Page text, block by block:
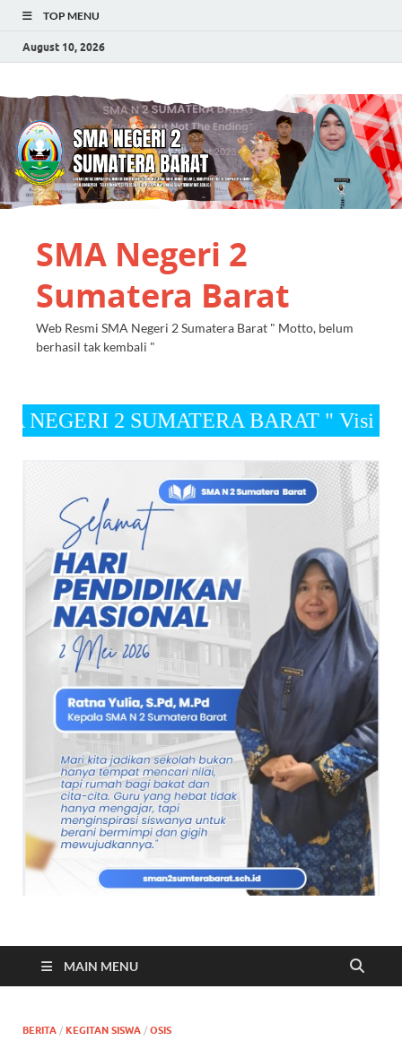
TOP MENU
August 10, 2026
SMA Negeri 2
Sumatera Barat
Web Resmi SMA Negeri 2 Sumatera Barat " Motto, belum
berhasil tak kembali "
2 SUMATERA BARAT " Visi "
MAIN MENU
BERITA / KEGITAN SISWA / OSIS